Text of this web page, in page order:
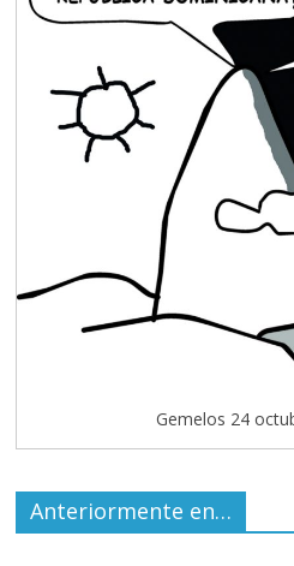
Gemelos 24
Anteriormente en…